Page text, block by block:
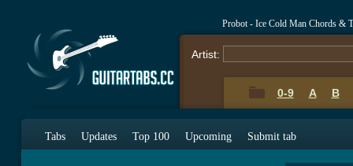
Probot - Ice Cold Man Chords &
Artist:
0-9 A B
Tabs Updates Top 100 Upcoming Submit tab